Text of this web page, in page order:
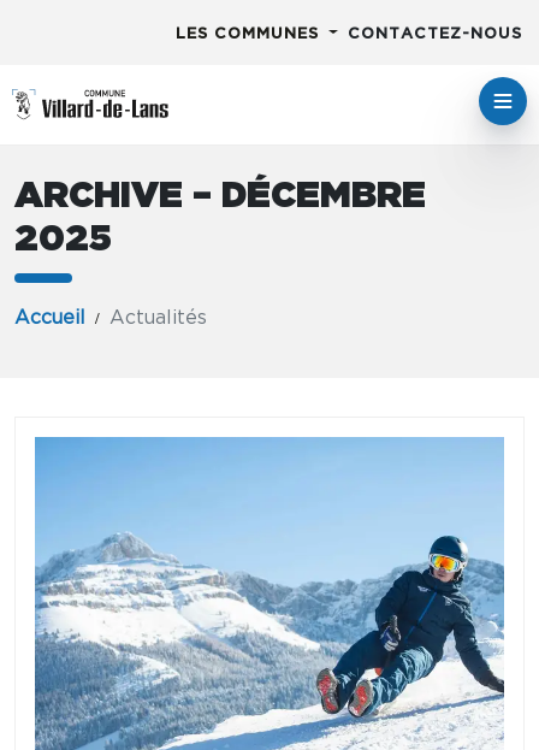
LES COMMUNES CONTACTEZ-NOUS
ARCHIVE – DÉCEMBRE
2025
Accueil Actualités